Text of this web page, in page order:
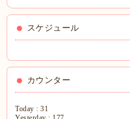
スケジュール
カウンター
Today :31